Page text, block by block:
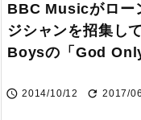
BBC Musicがロー
ジシャンを招集し
Boysの「God
 2014/10/12  2017/